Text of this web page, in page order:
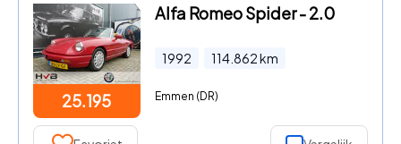
25.195
Alfa Romeo Spider - 2.0
1992 114.862km
Emmen (DR)